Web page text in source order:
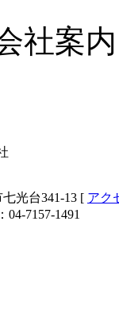
社案内
光台341-13 [ アク
04-7157-1491